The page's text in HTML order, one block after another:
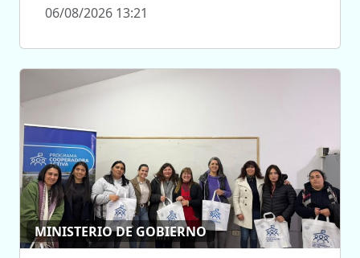
06/08/2026 13:21
MINISTERIO DE GOBIERNO